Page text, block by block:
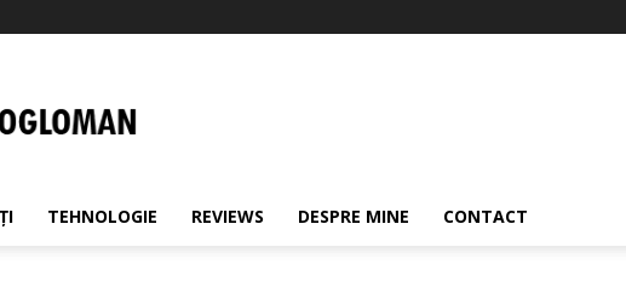
TEHNOLOGIE REVIEWS DESPRE MINE CONTACT